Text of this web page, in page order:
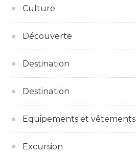
Culture
Découverte
Destination
Destination
Equipements et vêtements
Excursion